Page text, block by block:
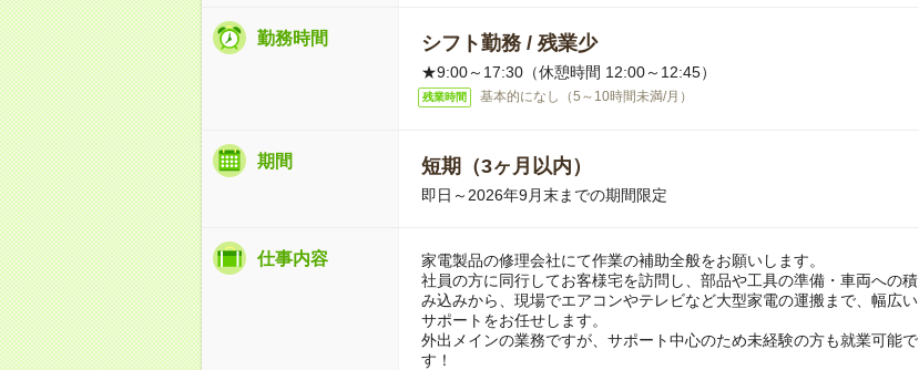
勤務時間 シフト勤務 / 残業少
★9:00～17:30（休憩時間 12:00～12:45）
残業時間 基本的になし（5～10時間未満/月）
期間 短期（3ヶ月以内）
即日～2026年9月末までの期間限定
仕事内容
家電製品の修理会社にて作業の補助全般をお願いします。
社員の方に同行してお客様宅を訪問し、部品や工具の準備・車両への積
み込みから、現場でエアコンやテレビなど大型家電の運搬まで、幅広い
サポートをお任せします。
外出メインの業務ですが、サポート中心のため未経験の方も就業可能で
す！